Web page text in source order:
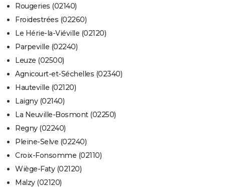
Rougeries (02140)
Froidestrées (02260)
Le Hérie-la-Viéville (02120)
Parpeville (02240)
Leuze (02500)
Agnicourt-et-Séchelles (02340)
Hauteville (02120)
Laigny (02140)
La Neuville-Bosmont (02250)
Regny (02240)
Pleine-Selve (02240)
Croix-Fonsomme (02110)
Wiège-Faty (02120)
Malzy (02120)